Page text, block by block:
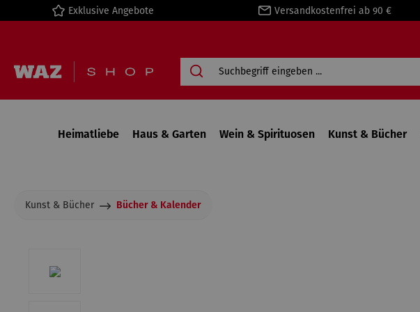
Zur Hauptnavigation springen
Exklusive Angebote Versandkostenfrei ab 90 €
Heimatliebe Haus & Garten Wein & Spirituosen Kunst & Bücher
Kunst & Bücher Bücher & Kalender